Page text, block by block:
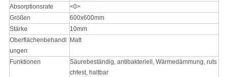
Absorptionsrate
<0>
Größen
600x600mm
Stärke
10mm
Oberflächenbehandl
ungen
Matt
Funktionen
Säurebeständig, antibakteriell, Wärmedämmung, ruts
chfest, haltbar